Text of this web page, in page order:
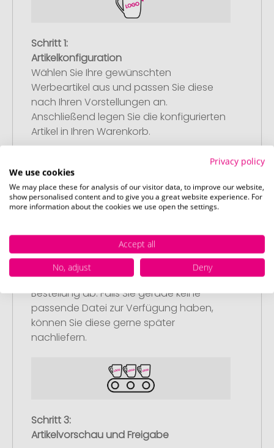
Schritt 1:
Artikelkonfiguration
Wählen Sie Ihre gewünschten
Werbeartikel aus und passen Sie diese
nach Ihren Vorstellungen an.
Anschließend legen Sie die konfigurierten
Artikel in Ihren Warenkorb.
Schritt 2:
Laden Sie auf unserer
Bestellabschlussseite (Checkout) Ihr Logo
oder Motiv hoch und schließen Sie Ihre
Bestellung ab. Falls Sie gerade keine
passende Datei zur Verfügung haben,
können Sie diese gerne später
nachliefern.
Schritt 3:
Artikelvorschau und Freigabe
Privacy policy
We use cookies
We may place these for analysis of our visitor data, to improve our website,
show personalised content and to give you a great website experience. For
more information about the cookies we use open the settings.
Accept all
No, adjust
Deny